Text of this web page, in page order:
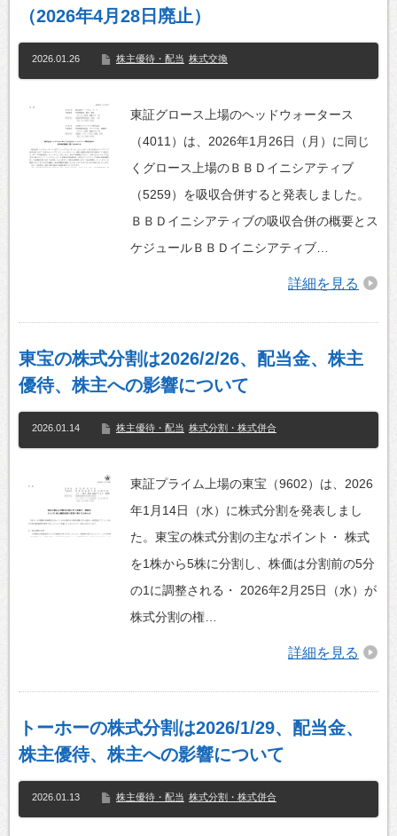
（2026年4月28日廃止）
2026.01.26 株主優待・配当 株式交換
東証グロース上場のヘッドウォータース
（4011）は、2026年1月26日（月）に同じ
くグロース上場のＢＢＤイニシアティブ
（5259）を吸収合併すると発表しました。
ＢＢＤイニシアティブの吸収合併の概要とス
ケジュールＢＢＤイニシアティブ…
詳細を見る
東宝の株式分割は2026/2/26、配当金、株主
優待、株主への影響について
2026.01.14 株主優待・配当 株式分割・株式併合
東証プライム上場の東宝（9602）は、2026
年1月14日（水）に株式分割を発表しまし
た。東宝の株式分割の主なポイント・ 株式
を1株から5株に分割し、株価は分割前の5分
の1に調整される・ 2026年2月25日（水）が
株式分割の権…
詳細を見る
トーホーの株式分割は2026/1/29、配当金、
株主優待、株主への影響について
2026.01.13 株主優待・配当 株式分割・株式併合